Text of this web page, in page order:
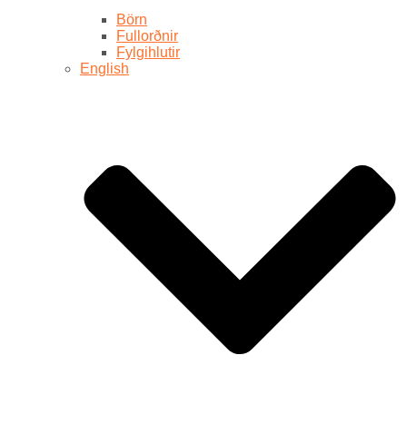
Börn
Fullorðnir
Fylgihlutir
English